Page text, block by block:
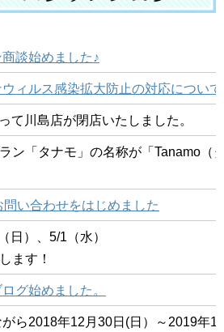
談始めました♪
ィルス感染拡大防止の対応について
川島店が閉店いたしました。
ン「タナモ」の名称が「Tanamo（
問い合わせをはじめました
日）、5/1（水）
ます！
グ始めました。
ら2018年12月30日(日）～2019年1